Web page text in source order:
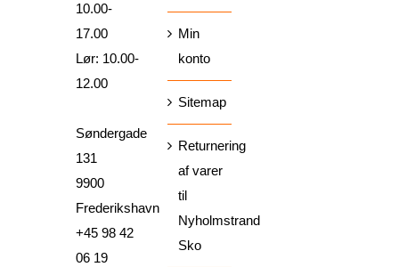
10.00-
17.00
Lør: 10.00-
12.00
Søndergade
131
9900
Frederikshavn
+45 98 42
06 19
Min
konto
Sitemap
Returnering
af varer
til
Nyholmstrand
Sko